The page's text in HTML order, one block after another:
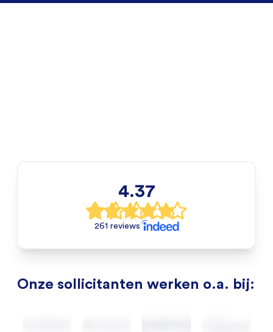
4.37
261 reviews
Onze sollicitanten werken o.a. bij: